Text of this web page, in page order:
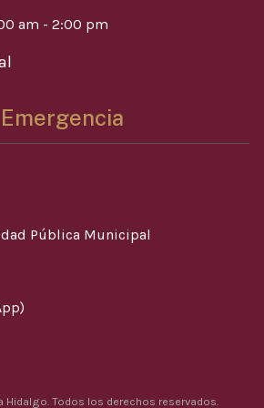
am - 2:00 pm
Pública Municipal
Todos los derechos reservados.